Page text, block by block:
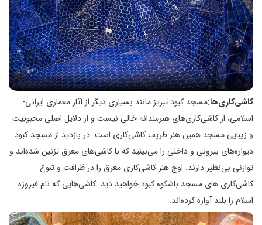
کاشی‌کاری‌ها:مسجد کبود تبریز مانند بسیاری دیگر از آثار معماری ایرانی-
اسلامی، از کاشی‌کاری‌های هنرمندانه خالی نیست و از دلایل اصلی محبوبیت
و زیبایی مسجد همین هنر ظریف کاشی‌کاری است. در بازدید از مسجد کبود
دیواره‌های بیرونی و داخلی را می‌بینید که با کاشی‌های معرق تزئین شده‌اند و
توازنی بی‌نظیر دارند. اوج هنر کاشی‌کاری معرق را در ظرافت و تنوع
کاشی‌کاری های مسجد باشکوه کبود خواهید دید. کاشی‌هایی که نام فیروزه
اسلام را بلند آوازه کرده‌اند.